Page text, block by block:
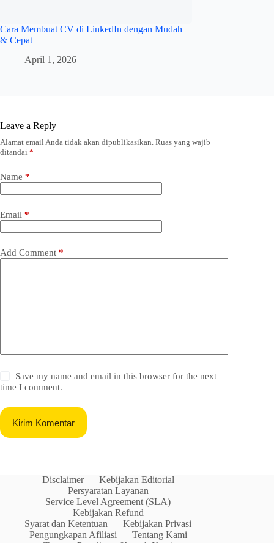
Cara Membuat CV di LinkedIn dengan Mudah
& Cepat
April 1, 2026
Leave a Reply
Alamat email Anda tidak akan dipublikasikan. Ruas yang wajib
ditandai *
Name *
Email *
Add Comment *
Save my name and email in this browser for the next
time I comment.
Kirim Komentar
Disclaimer
Kebijakan Editorial
Persyaratan Layanan
Service Level Agreement (SLA)
Kebijakan Refund
Syarat dan Ketentuan
Kebijakan Privasi
Pengungkapan Afiliasi
Tentang Kami